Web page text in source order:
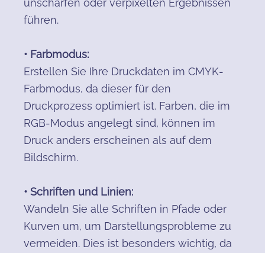
unscharfen oder verpixelten Ergebnissen
führen.
• Farbmodus:
Erstellen Sie Ihre Druckdaten im CMYK-
Farbmodus, da dieser für den
Druckprozess optimiert ist. Farben, die im
RGB-Modus angelegt sind, können im
Druck anders erscheinen als auf dem
Bildschirm.
• Schriften und Linien:
Wandeln Sie alle Schriften in Pfade oder
Kurven um, um Darstellungsprobleme zu
vermeiden. Dies ist besonders wichtig, da